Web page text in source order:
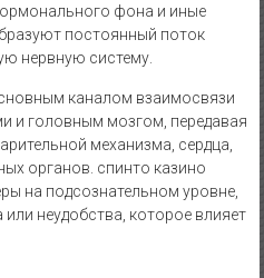
фона и иные
постоянный поток
нервную систему.
каналом взаимосвязи
и головным мозгом, передавая
механизма, сердца,
органов. спинто казино
на подсознательном уровне,
неудобства, которое влияет